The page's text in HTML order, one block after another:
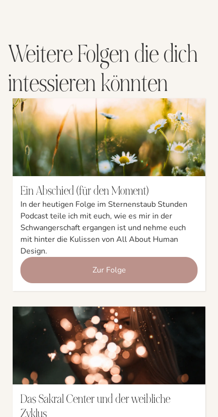
Weitere Folgen die dich
intessieren könnten
Ein Abschied (für den Moment)
In der heutigen Folge im Sternenstaub Stunden
Podcast teile ich mit euch, wie es mir in der
Schwangerschaft ergangen ist und nehme euch
mit hinter die Kulissen von All About Human
Design.
Zur Folge
Das Sakral Center und der weibliche
Zyklus